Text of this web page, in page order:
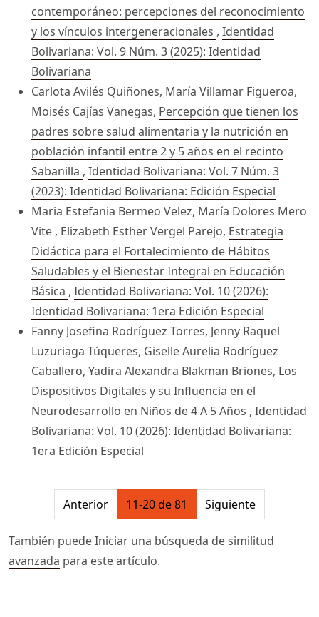
contemporáneo: percepciones del reconocimiento
y los vínculos intergeneracionales , Identidad
Bolivariana: Vol. 9 Núm. 3 (2025): Identidad
Bolivariana
Carlota Avilés Quiñones, María Villamar Figueroa,
Moisés Cajías Vanegas, Percepción que tienen los
padres sobre salud alimentaria y la nutrición en
población infantil entre 2 y 5 años en el recinto
Sabanilla , Identidad Bolivariana: Vol. 7 Núm. 3
(2023): Identidad Bolivariana: Edición Especial
Maria Estefania Bermeo Velez, María Dolores Mero
Vite , Elizabeth Esther Vergel Parejo, Estrategia
Didáctica para el Fortalecimiento de Hábitos
Saludables y el Bienestar Integral en Educación
Básica , Identidad Bolivariana: Vol. 10 (2026):
Identidad Bolivariana: 1era Edición Especial
Fanny Josefina Rodríguez Torres, Jenny Raquel
Luzuriaga Túqueres, Giselle Aurelia Rodríguez
Caballero, Yadira Alexandra Blakman Briones, Los
Dispositivos Digitales y su Influencia en el
Neurodesarrollo en Niños de 4 A 5 Años , Identidad
Bolivariana: Vol. 10 (2026): Identidad Bolivariana:
1era Edición Especial
##issue.pagination##
Anterior 11-20 de 81 Siguiente
También puedeIniciar una búsqueda de similitud
avanzada para este artículo.